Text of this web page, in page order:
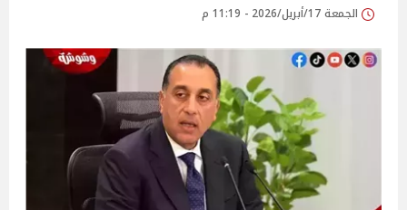
الجمعة 17/أبريل/2026 - 11:19 م